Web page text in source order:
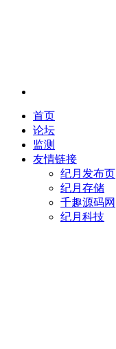
首页
论坛
监测
友情链接
纪月发布页
纪月存储
千趣源码网
纪月科技